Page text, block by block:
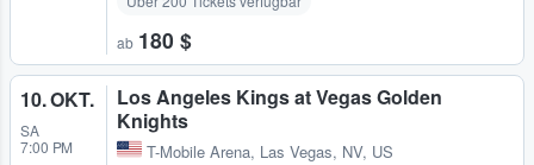
ab 180 $
10. OKT.
SA
7:00 PM
Los Angeles Kings at Vegas Golden
Knights
T-Mobile Arena, Las Vegas, NV, US